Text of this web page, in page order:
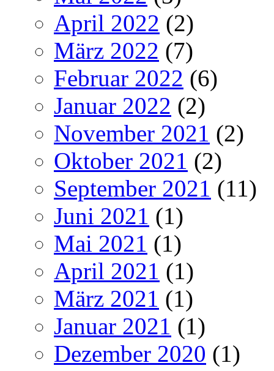
April 2022 (2)
März 2022 (7)
Februar 2022 (6)
Januar 2022 (2)
November 2021 (2)
Oktober 2021 (2)
September 2021 (11)
Juni 2021 (1)
Mai 2021 (1)
April 2021 (1)
März 2021 (1)
Januar 2021 (1)
Dezember 2020 (1)